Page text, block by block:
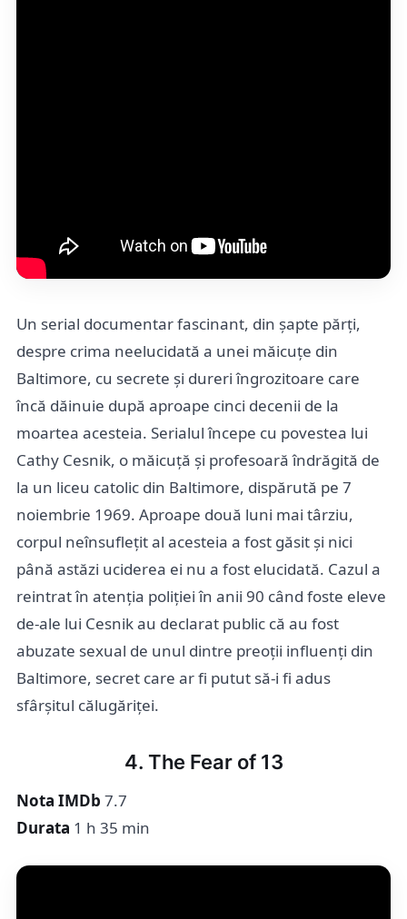
Un serial documentar fascinant, din șapte părți,
despre crima neelucidată a unei măicuțe din
Baltimore, cu secrete și dureri îngrozitoare care
încă dăinuie după aproape cinci decenii de la
moartea acesteia. Serialul începe cu povestea lui
Cathy Cesnik, o măicuță și profesoară îndrăgită de
la un liceu catolic din Baltimore, dispărută pe 7
noiembrie 1969. Aproape două luni mai târziu,
corpul neînsuflețit al acesteia a fost găsit și nici
până astăzi uciderea ei nu a fost elucidată. Cazul a
reintrat în atenția poliției în anii 90 când foste eleve
de-ale lui Cesnik au declarat public că au fost
abuzate sexual de unul dintre preoții influenți din
Baltimore, secret care ar fi putut să-i fi adus
sfârșitul călugăriței.
4. The Fear of 13
Nota IMDb 7.7
Durata 1 h 35 min